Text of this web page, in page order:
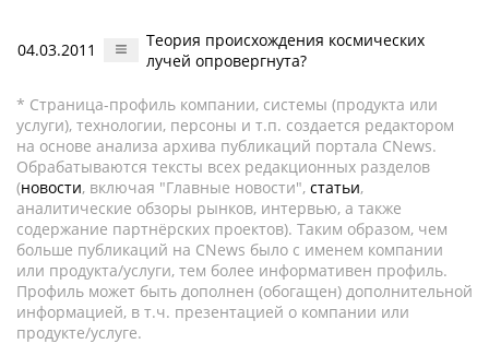
04.03.2011
Теория происхождения космических
лучей опровергнута?
* Страница-профиль компании, системы (продукта или
услуги), технологии, персоны и т.п. создается редактором
на основе анализа архива публикаций портала CNews.
Обрабатываются тексты всех редакционных разделов
(новости, включая "Главные новости", статьи,
аналитические обзоры рынков, интервью, а также
содержание партнёрских проектов). Таким образом, чем
больше публикаций на CNews было с именем компании
или продукта/услуги, тем более информативен профиль.
Профиль может быть дополнен (обогащен) дополнительной
информацией, в т.ч. презентацией о компании или
продукте/услуге.